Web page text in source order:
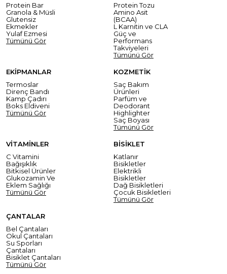
Protein Bar
Granola & Müsli
Glutensiz
Ekmekler
Yulaf Ezmesi
Tümünü Gör
Protein Tozu
Amino Asit
(BCAA)
L Karnitin ve CLA
Güç ve
Performans
Takviyeleri
Tümünü Gör
EKİPMANLAR
Termoslar
Direnç Bandı
Kamp Çadırı
Boks Eldiveni
Tümünü Gör
KOZMETİK
Saç Bakım
Ürünleri
Parfüm ve
Deodorant
Highlighter
Saç Boyası
Tümünü Gör
VİTAMİNLER
C Vitamini
Bağışıklık
Bitkisel Ürünler
Glukozamin Ve
Eklem Sağlığı
Tümünü Gör
BİSİKLET
Katlanır
Bisikletler
Elektrikli
Bisikletler
Dağ Bisikletleri
Çocuk Bisikletleri
Tümünü Gör
ÇANTALAR
Bel Çantaları
Okul Çantaları
Su Sporları
Çantaları
Bisiklet Çantaları
Tümünü Gör